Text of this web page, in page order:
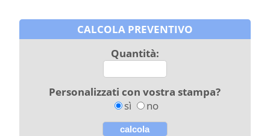
CALCOLA PREVENTIVO
Quantità:
Personalizzati con vostra stampa?
sì
no